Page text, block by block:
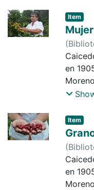
club
paraje
Item
(
Borrero
en
1923.
club
paraje
Item
(
Borrero
en